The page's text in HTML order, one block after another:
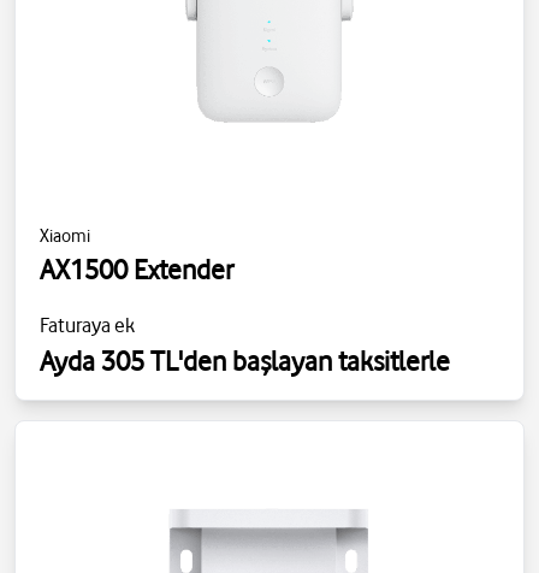
Xiaomi
AX1500 Extender
Faturaya ek
Ayda 305 TL'den başlayan taksitlerle